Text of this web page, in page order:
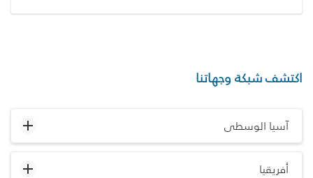
اكتشف شبكة وجهاتنا
آسيا الوسطى
أفريقيا